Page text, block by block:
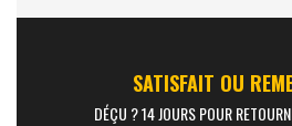
SATISFAIT OU
DÉÇU ? 14 JOURS POUR